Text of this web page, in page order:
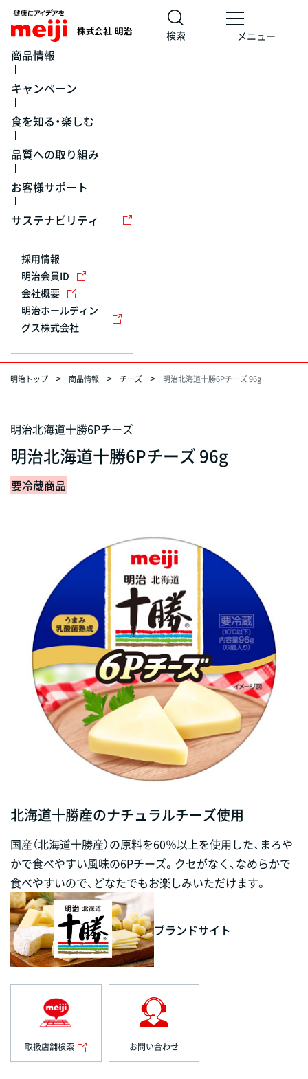
検索 メニュー
商品情報
キャンペーン
食を知る・楽しむ
品質への取り組み
お客様サポート
サステナビリティ
採用情報
明治会員ID
会社概要
明治ホールディン
グス株式会社
明治トップ 商品情報 チーズ 明治北海道十勝6Pチーズ 96g
明治北海道十勝6Pチーズ
明治北海道十勝6Pチーズ 96g
要冷蔵商品
北海道十勝産のナチュラルチーズ使用
国産（北海道十勝産）の原料を60％以上を使用した、まろや
かで食べやすい風味の6Pチーズ。クセがなく、なめらかで
食べやすいので、どなたでもお楽しみいただけます。
ブランドサイト
取扱店舗検索 お問い合わせ